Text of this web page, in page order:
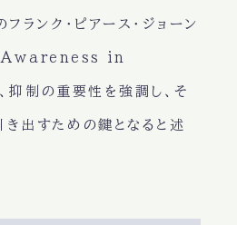
ランク・ピアース・ジョーン
Awareness in
制の重要性を強調し、そ
出すための鍵となると述